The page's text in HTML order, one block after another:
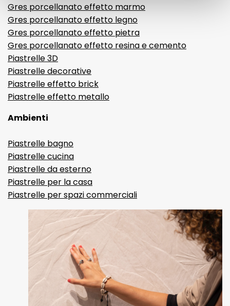
Gres porcellanato effetto marmo
Gres porcellanato effetto legno
Gres porcellanato effetto pietra
Gres porcellanato effetto resina e cemento
Piastrelle 3D
Piastrelle decorative
Piastrelle effetto brick
Piastrelle effetto metallo
Ambienti
Piastrelle bagno
Piastrelle cucina
Piastrelle da esterno
Piastrelle per la casa
Piastrelle per spazi commerciali